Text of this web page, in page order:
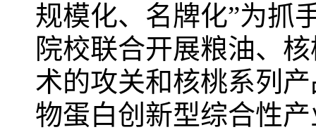
规模化、名牌化”为抓
院校联合开展粮油、
术的攻关和核桃系列
物蛋白创新型综合性